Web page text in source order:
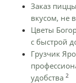
Заказ
вкусом, не
Цветы
с быстрой
Грузчик
удобства 2